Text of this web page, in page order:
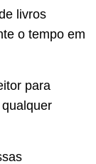
livros
o tempo em
para